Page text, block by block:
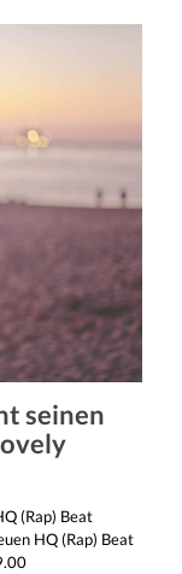
seinen
(Rap) Beat
HQ (Rap) Beat